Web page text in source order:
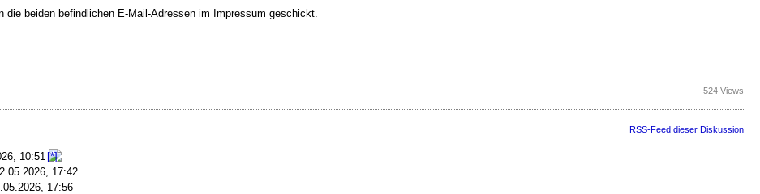
beiden befindlichen E-Mail-Adressen im Impressum geschickt.
524 Views
RSS-Feed dieser Diskussion
10:51
17:42
17:56